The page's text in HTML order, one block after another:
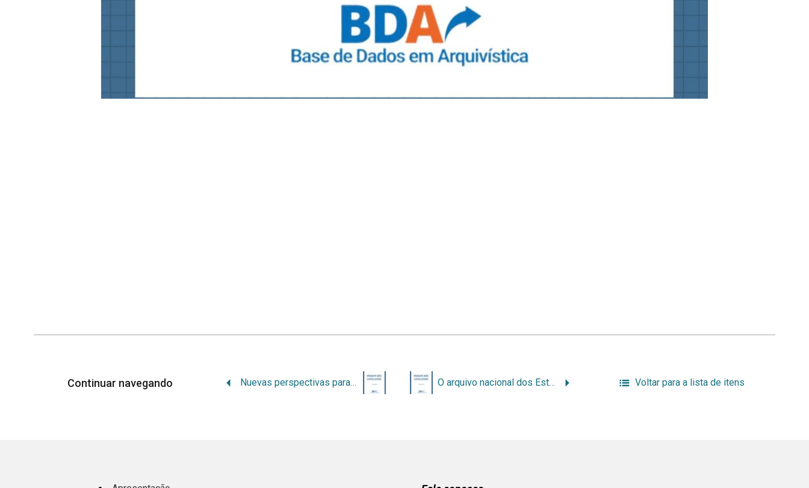
Continuar navegando Nuevas perspectivas para la difusión y organización del conocimiento: actas del IX Congreso ISKO España O arquivo nacional dos Estados Unidos Voltar para a lista de itens